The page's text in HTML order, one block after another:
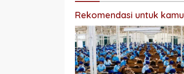
Rekomendasi untuk kamu